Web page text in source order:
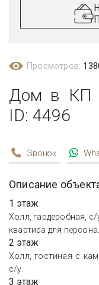
Просмотров:
Дом в КП
ID: 4496
Звонок
Описание
1 этаж
Холл, гардеробная,
квартира для
2 этаж
Холл, гостиная с
с/у.
3 этаж